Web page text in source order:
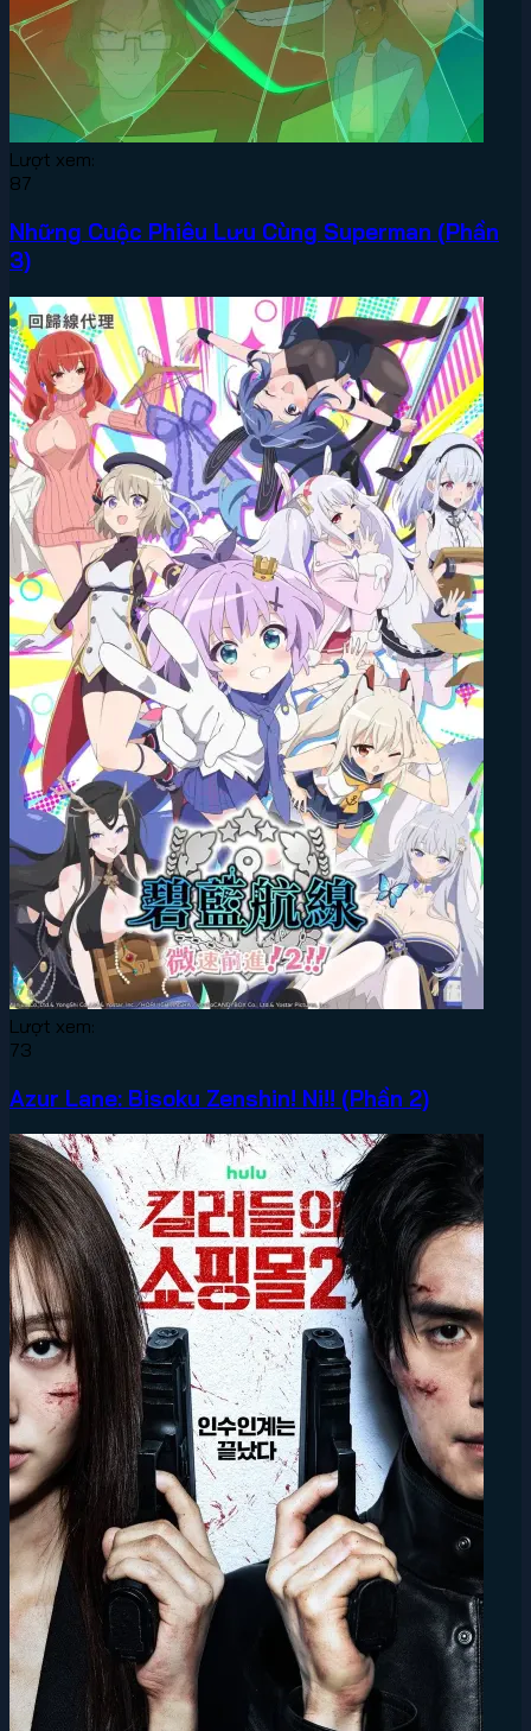
Lượt xem:
87
Những Cuộc Phiêu Lưu Cùng Superman (Phần
3)
Lượt xem:
73
Azur Lane: Bisoku Zenshin! Ni!! (Phần 2)